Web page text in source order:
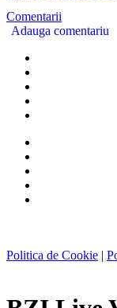
Comentarii
Adauga comentariu
Politica de Cookie |